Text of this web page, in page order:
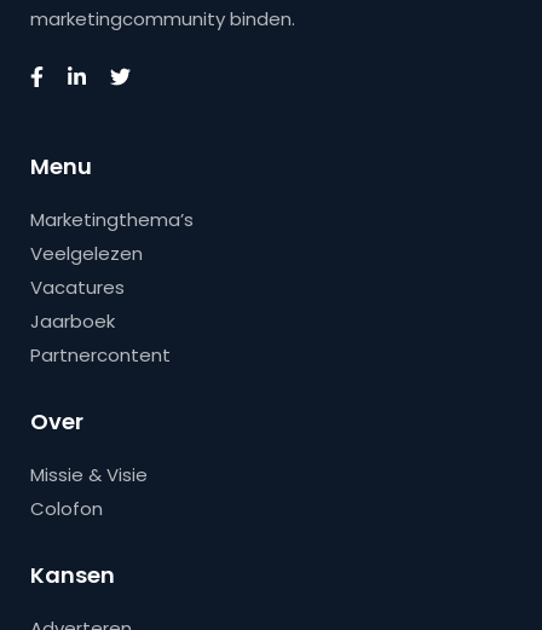
marketingcommunity binden.
Menu
Marketingthema’s
Veelgelezen
Vacatures
Jaarboek
Partnercontent
Over
Missie & Visie
Colofon
Kansen